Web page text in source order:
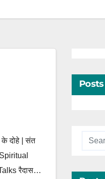
के दोहे | संत
रैदास…
Posts